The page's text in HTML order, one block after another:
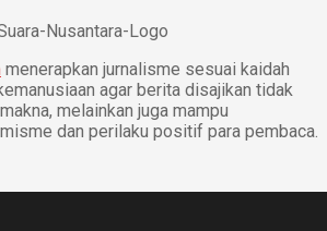
menerapkan jurnalisme sesuai kaidah
agar berita disajikan tidak
melainkan juga mampu
dan perilaku positif para pembaca.